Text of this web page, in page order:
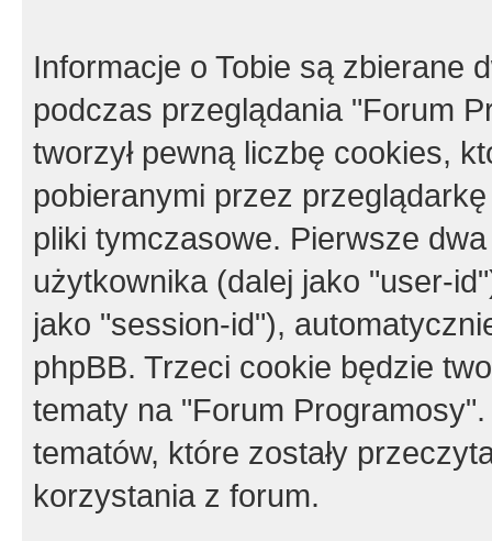
Informacje o Tobie są zbierane
podczas przeglądania "Forum
tworzył pewną liczbę cookies,
pobieranymi przez
pliki tymczasowe. Pierwsze
użytkownika (dalej jako "user-
jako "session-id"),
phpBB. Trzeci cookie będzie
tematy na "Forum
tematów, które zostały
korzystania z forum.